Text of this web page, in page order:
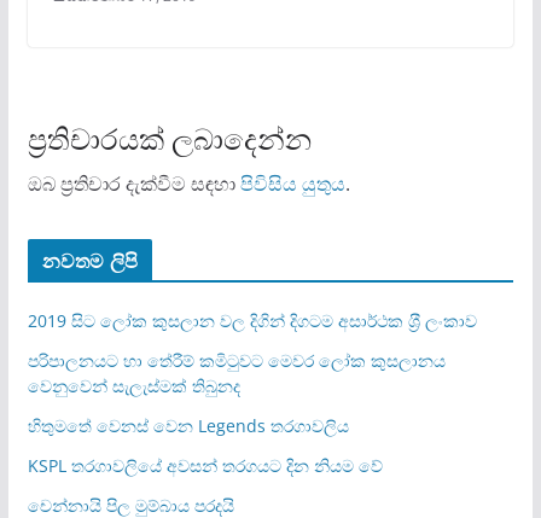
ප්‍රතිචාරයක් ලබාදෙන්න
ඔබ ප්‍රතිචාර දැක්වීම සඳහාපිවිසිය යුතුය.
නවතම ලිපි
2019 සිට ලෝක කුසලාන වල දිගින් දිගටම අසාර්ථක ශ‍්‍රී ලංකාව
පරිපාලනයට හා තේරීම් කමිටුවට මෙවර ලෝක කුසලානය
වෙනුවෙන් සැලැස්මක් තිබුනද
හිතුමතේ වෙනස් වෙන Legends තරගාවලිය
KSPL තරගාවලියේ අවසන් තරගයට දින නියම වේ
චෙන්නායි පිල මුම්බාය පරදයි